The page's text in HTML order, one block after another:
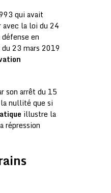
qui avait
avec la loi du 24
en
23 mars 2019
son arrêt du 15
nullité que si
illustre la
répression